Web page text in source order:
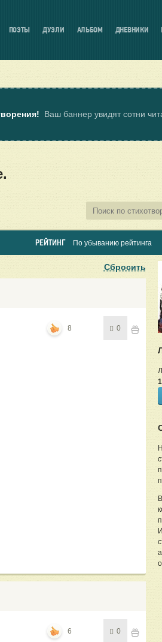
ПОЭТЫ ДУЭЛИ АЛЬБОМ ДНЕВНИКИ
Ваш баннер увидят сотни
РЕЙТИНГ По убыванию рейтинга
Сбросить
8 0
6 0